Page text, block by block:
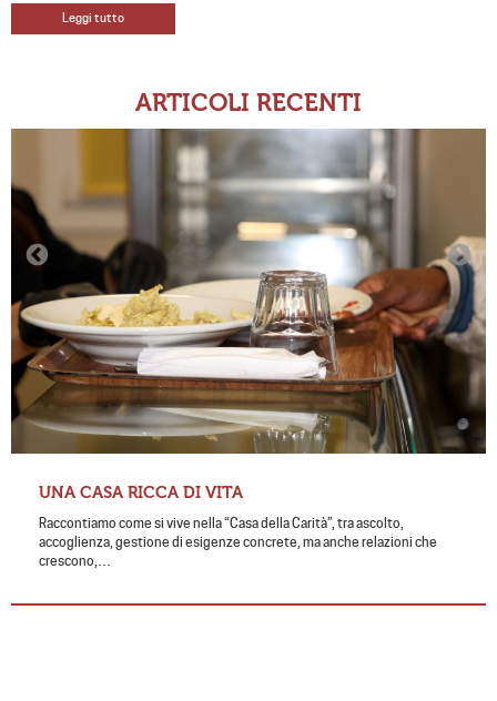
Leggi tutto
ARTICOLI RECENTI
UNA CASA RICCA DI VITA
Raccontiamo come si vive nella “Casa della Carità”, tra ascolto,
accoglienza, gestione di esigenze concrete, ma anche relazioni che
crescono,…